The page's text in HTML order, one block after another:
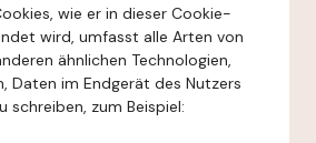
wie er in dieser Cookie-
wird, umfasst alle Arten von
ähnlichen Technologien,
Daten im Endgerät des Nutzers
schreiben, zum Beispiel: